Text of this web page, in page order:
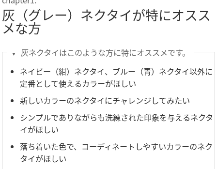
灰（グレー）ネクタイが特にオスス
メな方
灰ネクタイはこのような方に特にオススメです。
ネイビー（紺）ネクタイ、ブルー（青）ネクタイ以外に
定番として使えるカラーがほしい
新しいカラーのネクタイにチャレンジしてみたい
シンプルでありながらも洗練された印象を与えるネクタ
イがほしい
落ち着いた色で、コーディネートしやすいカラーのネク
タイがほしい